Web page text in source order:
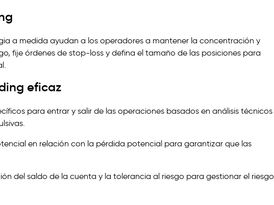
a medida ayudan a los operadores a mantener la concentración y
fije órdenes de stop-loss y defina el tamaño de las posiciones para
eficaz
para entrar y salir de las operaciones basados en análisis técnicos
en relación con la pérdida potencial para garantizar que las
del saldo de la cuenta y la tolerancia al riesgo para gestionar el riesgo